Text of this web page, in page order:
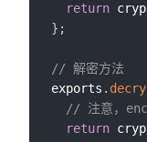
return
} ;
// 解密方法
exports .
// 注意，
return